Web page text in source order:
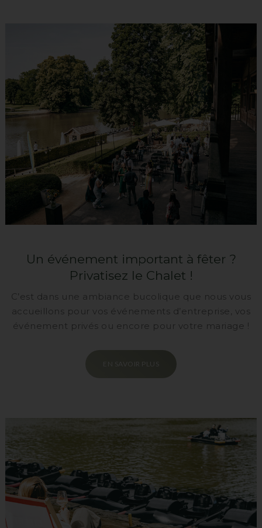
Un événement important à fêter ?
Privatisez le Chalet !
C’est dans une ambiance bucolique que nous vous
accueillons pour vos événements d’entreprise, vos
événement privés ou encore pour votre mariage !
EN SAVOIR PLUS